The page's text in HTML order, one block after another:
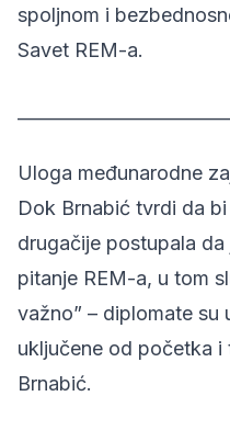
spoljnom i
Savet REM-a.
Uloga međunarodne
Dok Brnabić tvrdi da
drugačije postupala da
pitanje REM-a, u tom
važno” – diplomate su
uključene od početka
Brnabić.